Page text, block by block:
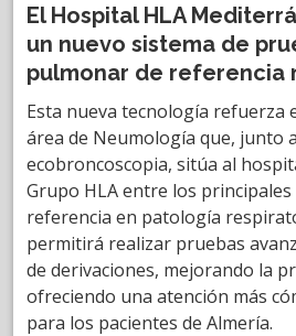
El Hospital HLA
un nuevo sistema de
pulmonar de referencia
Esta nueva tecnología refuerza
área de Neumología que, junto
ecobroncoscopia, sitúa al
Grupo HLA entre los
referencia en patología
permitirá realizar pruebas
de derivaciones, mejorando la
ofreciendo una atención más
para los pacientes de Almería.